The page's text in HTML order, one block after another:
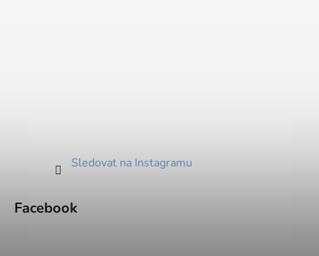
Sledovat na Instagramu
Facebook